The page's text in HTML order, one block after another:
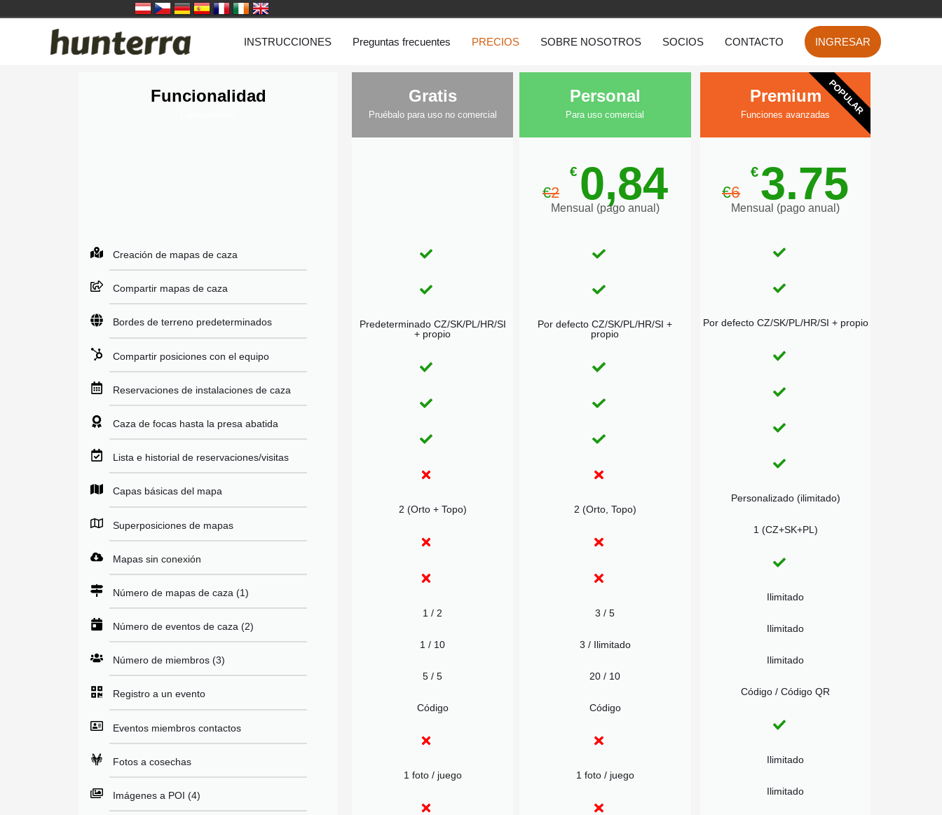
INSTRUCCIONES Preguntas frecuentes PRECIOS SOBRE NOSOTROS SOCIOS CONTACTO INGRESAR
Funcionalidad
Creación de mapas de caza
Compartir mapas de caza
Bordes de terreno predeterminados
Compartir posiciones con el equipo
Reservaciones de instalaciones de caza
Caza de focas hasta la presa abatida
Lista e historial de reservaciones/visitas
Capas básicas del mapa
Superposiciones de mapas
Mapas sin conexión
Número de mapas de caza (1)
Número de eventos de caza (2)
Número de miembros (3)
Registro a un evento
Eventos miembros contactos
Fotos a cosechas
Imágenes a POI (4)
Gratis
Pruébalo para uso no comercial
Predeterminado CZ/SK/PL/HR/SI
+ propio
2 (Orto + Topo)
1 / 2
1 / 10
5 / 5
Código
1 foto / juego
Personal
Para uso comercial
€2
€ 0,84
Mensual (pago anual)
Por defecto CZ/SK/PL/HR/SI +
propio
2 (Orto, Topo)
3 / 5
3 / Ilimitado
20 / 10
Código
1 foto / juego
Premium
Funciones avanzadas
€6
€3.75
Mensual (pago anual)
Por defecto CZ/SK/PL/HR/SI + propio
Personalizado (ilimitado)
1 (CZ+SK+PL)
Ilimitado
Ilimitado
Ilimitado
Código / Código QR
Ilimitado
Ilimitado
POPULAR